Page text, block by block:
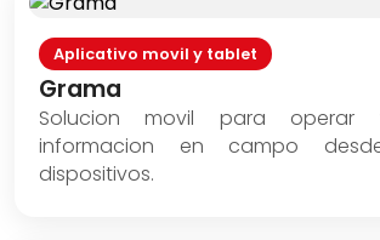
Aplicativo movil y tablet
Grama
Solucion movil para operar
informacion en campo
dispositivos.